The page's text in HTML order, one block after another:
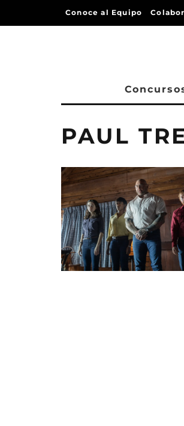
Conoce al Equipo
PAUL